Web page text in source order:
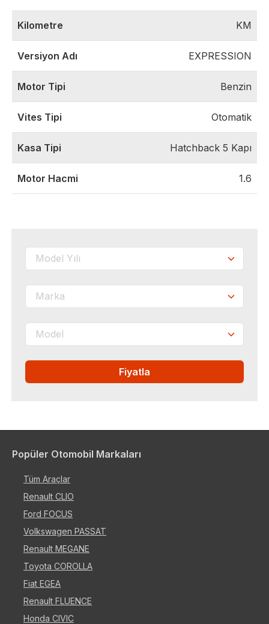
Kilometre KM
Versiyon Adı EXPRESSION
Motor Tipi Benzin
Vites Tipi Otomatik
Kasa Tipi Hatchback 5 Kapı
Motor Hacmi 1.6
Fiyatla
Popüler Otomobil Markaları
Tüm Araçlar
Renault CLIO
Ford FOCUS
Volkswagen PASSAT
Renault MEGANE
Toyota COROLLA
Fiat EGEA
Renault FLUENCE
Honda CIVIC